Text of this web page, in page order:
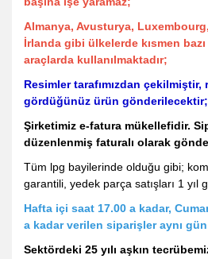
Almanya, Avusturya,
İrlanda gibi ülkelerde kısmen bazı
araçlarda kullanılmaktadır;
Resimler tarafımızdan çekilmiştir,
gördüğünüz ürün gönderilecektir;
Şirketimiz e-fatura mükellefidir.
düzenlenmiş faturalı olarak
Tüm lpg bayilerinde olduğu gibi;
garantili, yedek parça satışları 1 yıl
Hafta içi saat 17.00 a kadar,
a kadar verilen siparişler aynı
Sektördeki 25 yılı aşkın